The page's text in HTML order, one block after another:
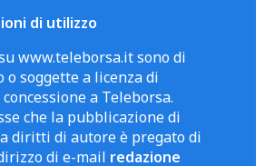
di utilizzo
www.teleborsa.it sono di
soggette a licenza di
a Teleborsa.
che la pubblicazione di
diritti di autore è pregato di
di e-mail redazione